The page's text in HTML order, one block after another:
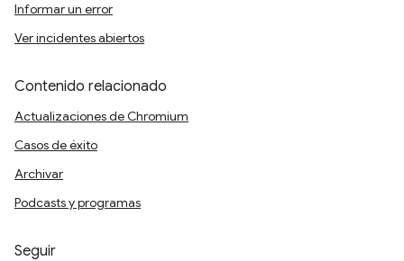
Informar un error
Ver incidentes abiertos
Contenido relacionado
Actualizaciones de Chromium
Casos de éxito
Archivar
Podcasts y programas
Seguir